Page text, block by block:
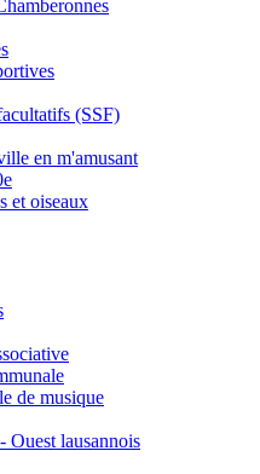
(SSF)
en m'amusant
et oiseaux
de musique
Ouest lausannois